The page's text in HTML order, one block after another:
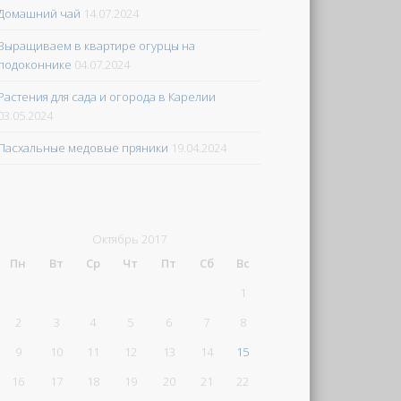
чай 14.07.2024
в квартире огурцы на
04.07.2024
для сада и огорода в Карелии
медовые пряники 19.04.2024
Октябрь 2017
Пн
Вт Ср Чт Пт Сб
Вс
1
2
3 4 5 6 7
8
9
10 11 12 13 14
15
16
17 18 19 20 21 22